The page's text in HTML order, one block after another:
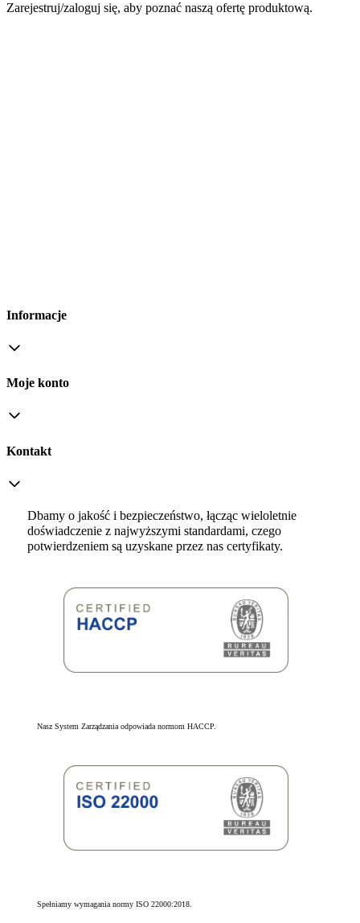
Zarejestruj/zaloguj się, aby poznać naszą ofertę produktową.
Informacje
Moje konto
Kontakt
Dbamy o jakość i bezpieczeństwo, łącząc wieloletnie
doświadczenie z najwyższymi standardami, czego
potwierdzeniem są uzyskane przez nas certyfikaty.
Nasz System Zarządzania odpowiada normom HACCP.
Spełniamy wymagania normy ISO 22000:2018.